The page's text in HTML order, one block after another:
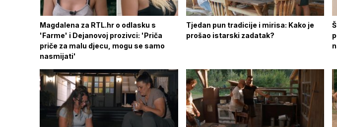
Magdalena za RTL.hr o odlasku s
'Farme' i Dejanovoj prozivci: 'Priča
priče za malu djecu, mogu se samo
nasmijati'
Tjedan pun tradicije i mirisa: Kako je
prošao istarski zadatak?